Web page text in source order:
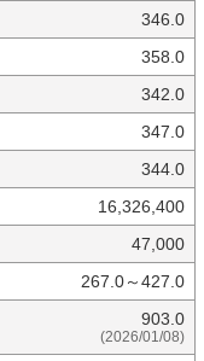
346.0
358.0
342.0
347.0
344.0
16,326,400
47,000
267.0～427.0
903.0
(2026/01/08)